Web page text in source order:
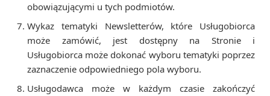
obowiązującymi u tych podmiotów.
Wykaz tematyki Newsletterów, które Usługobiorca
może zamówić, jest dostępny na Stronie i
Usługobiorca może dokonać wyboru tematyki poprzez
zaznaczenie odpowiedniego pola wyboru.
Usługodawca może w każdym czasie zakończyć